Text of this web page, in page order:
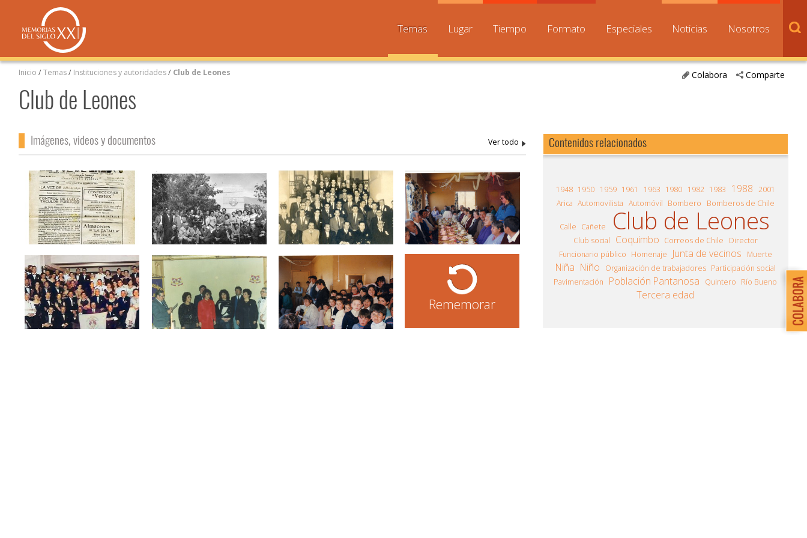
Temas Lugar Tiempo Formato Especiales Noticias Nosotros
Comparte
Colabora
Inicio /Temas/ Instituciones y autoridades/ Club de Leones
Club de Leones
Imágenes, videos y documentos
Rememorar
Contenidos relacionados
1948 1950 1959 1961 1963 1980 1982 1983 1988 2001
Arica Automovilista Automóvil Bombero Bomberos de Chile
Calle Cañete Club de Leones
Club social Coquimbo Correos de Chile
Director
Funcionario público Homenaje Junta de vecinos Muerte
Niña Niño Organización de trabajadores Participación social
Pavimentación
Población Pantanosa Quintero Río Bueno
Tercera edad